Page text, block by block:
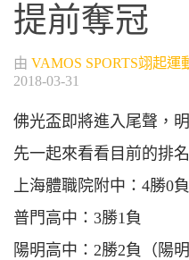
提前奪冠
由 VAMOS SPORTS翊起運
2018-03-31
佛光盃即將進入尾聲，
先一起來看看目前的排
上海體職院附中：4勝0負
普門高中：3勝1負
陽明高中：2勝2負（陽明